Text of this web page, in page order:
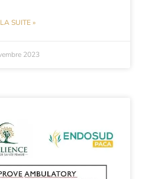
SUITE »
2023